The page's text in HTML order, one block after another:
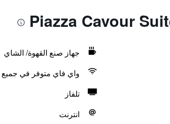
جهاز صنع القهوة/ الشاي
واي فاي متوفر في جميع
تلفاز
انترنت